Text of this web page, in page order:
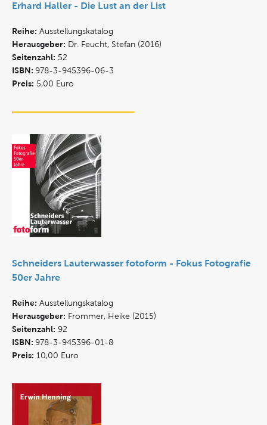
Erhard Haller - Die Lust an der List
Reihe: Ausstellungskatalog
Herausgeber: Dr. Feucht, Stefan (2016)
Seitenzahl: 52
ISBN: 978-3-945396-06-3
Preis: 5,00 Euro
Schneiders Lauterwasser fotoform - Fokus Fotografie
50er Jahre
Reihe: Ausstellungskatalog
Herausgeber: Frommer, Heike (2015)
Seitenzahl: 92
ISBN: 978-3-945396-01-8
Preis: 10,00 Euro